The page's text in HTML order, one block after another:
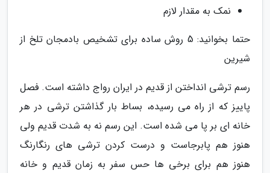
نمک به مقدار لازم
حتما بخوانید: 5 روش ساده برای تشخیص بادمجان تلخ از
شیرین
رسم ترشی انداختن از قدیم در ایران رواج داشته است. فصل
پاییز که از راه می رسیده، بساط بار گذاشتن ترشی در هر
خانه ای بر پا می شده است. این رسم نه به شدت قدیم ولی
هنوز هم پابرجاست و درست کردن ترشی های رنگارنگ
هنوز هم برای برخی ها حس سفر به زمان قدیم و خانه